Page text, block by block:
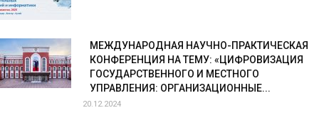
МЕЖДУНАРОДНАЯ НАУЧНО-ПРАКТИЧЕСКАЯ
КОНФЕРЕНЦИЯ НА ТЕМУ: «ЦИФРОВИЗАЦИЯ
ГОСУДАРСТВЕННОГО И МЕСТНОГО
УПРАВЛЕНИЯ: ОРГАНИЗАЦИОННЫЕ...
20.12.2024